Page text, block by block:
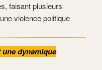
faisant plusieurs
violence politique
dynamique